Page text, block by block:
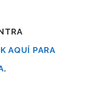
AQUÍ PARA
.